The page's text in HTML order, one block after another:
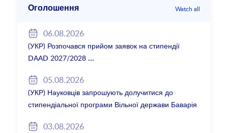
Оголошення Watch all
06.08.2026
(УКР) Розпочався прийом заявок на стипендії
DAAD 2027/2028
05.08.2026
(УКР) Науковців запрошують долучитися до
стипендіальної програми Вільної держави Баварія
03.08.2026